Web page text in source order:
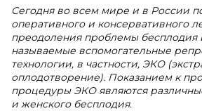
Сегодня во всем мире и в России
оперативного и консервативного
преодоления проблемы бесплодия
называемые вспомогательные
технологии, в частности, ЭКО
оплодотворение). Показанием к
процедуры ЭКО являются
и женского бесплодия.